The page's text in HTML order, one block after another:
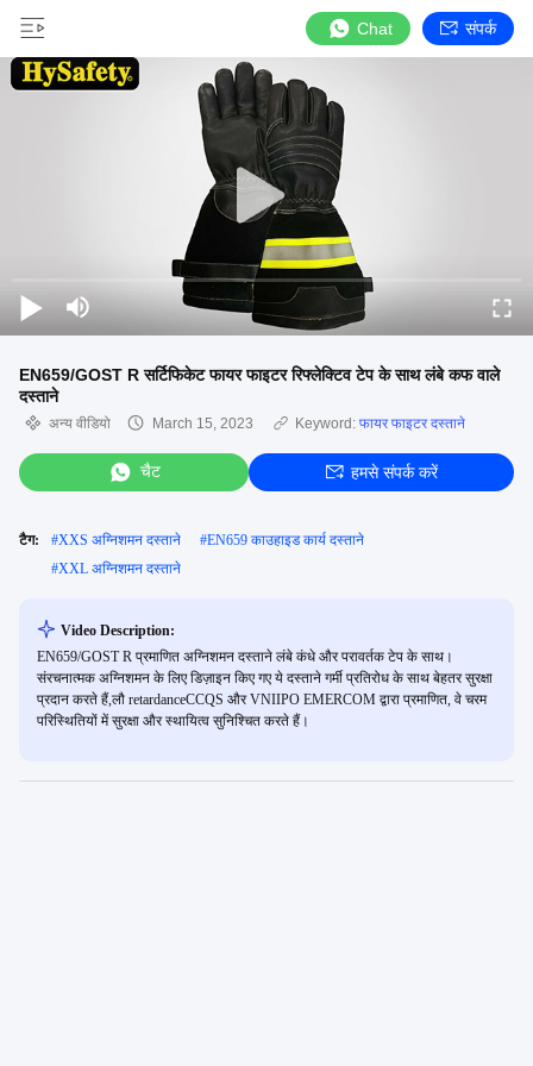
Chat संपर्क
EN659/GOST R सर्टिफिकेट फायर फाइटर रिफ्लेक्टिव टेप के साथ लंबे कफ वाले
दस्ताने
अन्य वीडियो March 15, 2023 Keyword: फायर फाइटर दस्ताने
चैट हमसे संपर्क करें
टैग: #XXS अग्निशमन दस्ताने #EN659 काउहाइड कार्य दस्ताने
#XXL अग्निशमन दस्ताने
Video Description:
EN659/GOST R प्रमाणित अग्निशमन दस्ताने लंबे कंधे और परावर्तक टेप के साथ।
संरचनात्मक अग्निशमन के लिए डिज़ाइन किए गए ये दस्ताने गर्मी प्रतिरोध के साथ बेहतर सुरक्षा
प्रदान करते हैं,लौ retardanceCCQS और VNIIPO EMERCOM द्वारा प्रमाणित, वे चरम
परिस्थितियों में सुरक्षा और स्थायित्व सुनिश्चित करते हैं।